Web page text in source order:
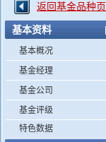
返回基金品种页
基本资料
基本概况
基金经理
基金公司
基金评级
特色数据